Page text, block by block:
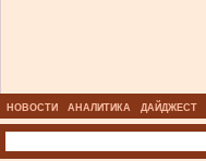
НОВОСТИ АНАЛИТИКА ДАЙДЖЕСТ